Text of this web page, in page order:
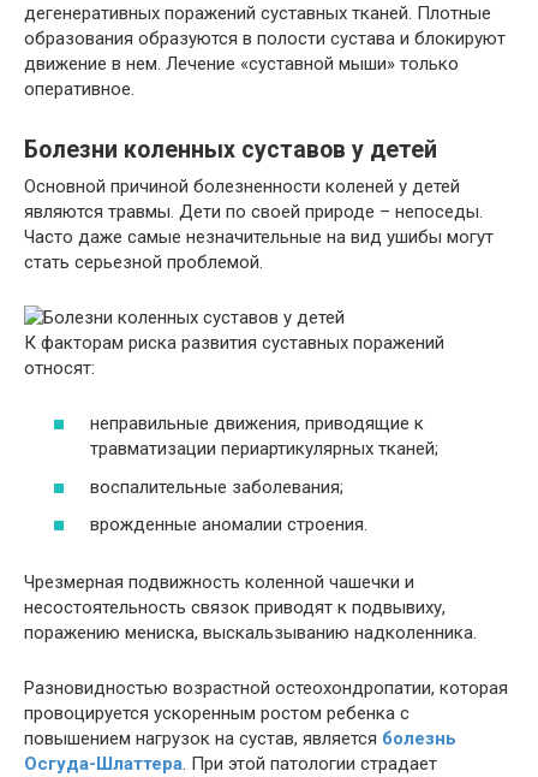
дегенеративных поражений суставных тканей. Плотные
образования образуются в полости сустава и блокируют
движение в нем. Лечение «суставной мыши» только
оперативное.
Болезни коленных суставов у детей
Основной причиной болезненности коленей у детей
являются травмы. Дети по своей природе – непоседы.
Часто даже самые незначительные на вид ушибы могут
стать серьезной проблемой.
К факторам риска развития суставных поражений
относят:
неправильные движения, приводящие к
травматизации периартикулярных тканей;
воспалительные заболевания;
врожденные аномалии строения.
Чрезмерная подвижность коленной чашечки и
несостоятельность связок приводят к подвывиху,
поражению мениска, выскальзыванию надколенника.
Разновидностью возрастной остеохондропатии, которая
провоцируется ускоренным ростом ребенка с
повышением нагрузок на сустав, является болезнь
Осгуда-Шлаттера. При этой патологии страдает